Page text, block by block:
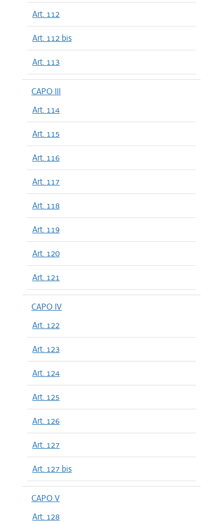
Art. 112
Art. 112 bis
Art. 113
CAPO III
Art. 114
Art. 115
Art. 116
Art. 117
Art. 118
Art. 119
Art. 120
Art. 121
CAPO IV
Art. 122
Art. 123
Art. 124
Art. 125
Art. 126
Art. 127
Art. 127 bis
CAPO V
Art. 128